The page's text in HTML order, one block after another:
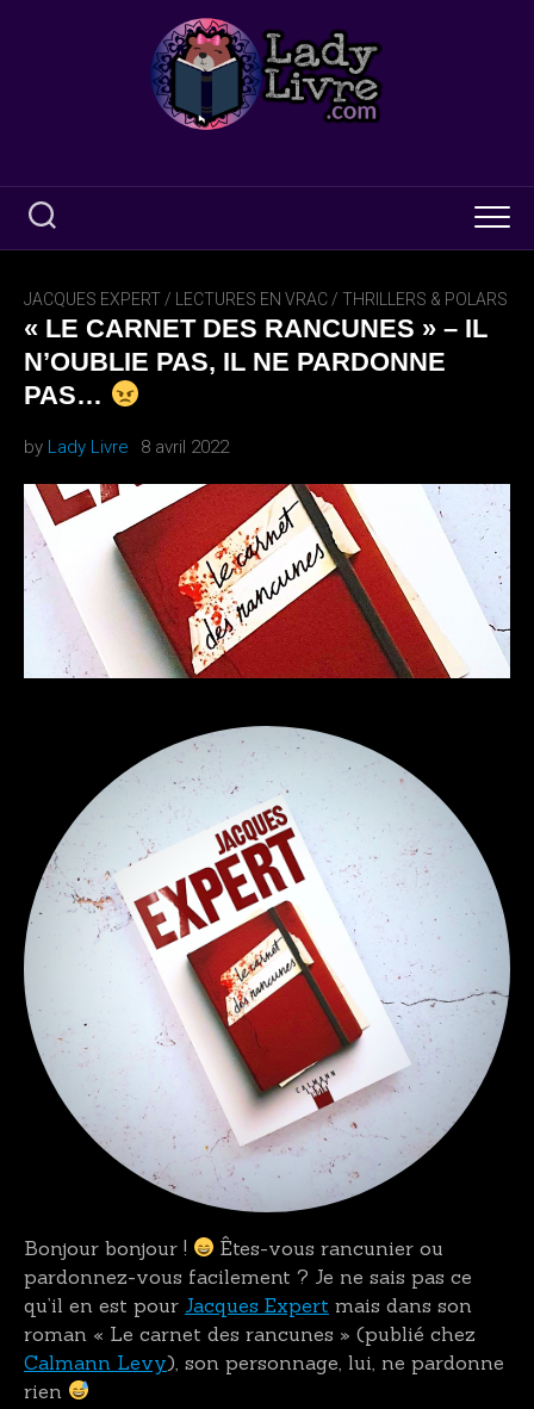
JACQUES EXPERT / LECTURES EN VRAC / THRILLERS & POLARS
« LE CARNET DES RANCUNES » – IL
N’OUBLIE PAS, IL NE PARDONNE
PAS…
by Lady Livre 8 avril 2022
Bonjour bonjour !
Êtes-vous rancunier ou
pardonnez-vous facilement ? Je ne sais pas ce
qu’il en est pour Jacques Expert mais dans son
roman « Le carnet des rancunes » (publié chez
Calmann Levy), son personnage, lui, ne pardonne
rien